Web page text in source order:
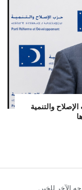
والتنمية
الآخر للخبر.